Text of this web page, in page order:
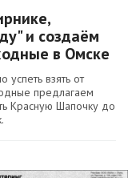
и создаём
в Омске
успеть взять от
предлагаем
Красную Шапочку до